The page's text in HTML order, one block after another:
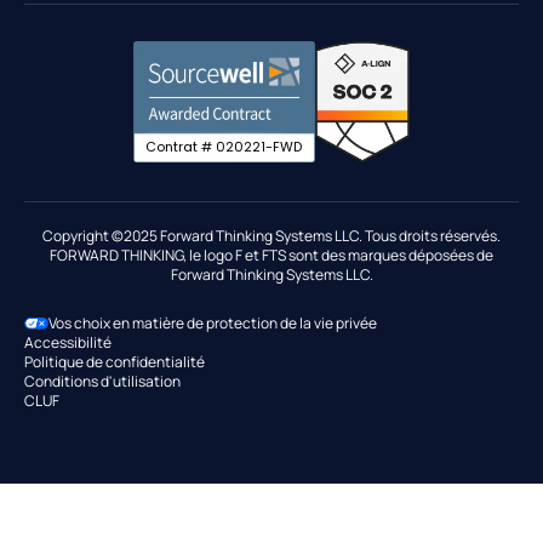
Intégrations de cartes carburant
Déclaration IFTA
Industries
Maintenance
Place de marché et intégrations
Optimisation des itinéraires
Migrer vers FTS
T-Mobile
Contrat # 020221-FWD
Copyright ©2025 Forward Thinking Systems LLC. Tous droits réservés.
FORWARD THINKING, le logo F et FTS sont des marques déposées de
Forward Thinking Systems LLC.
Vos choix en matière de protection de la vie privée
Accessibilité
Politique de confidentialité
Conditions d'utilisation
CLUF